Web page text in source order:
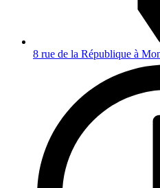
8 rue de la République à